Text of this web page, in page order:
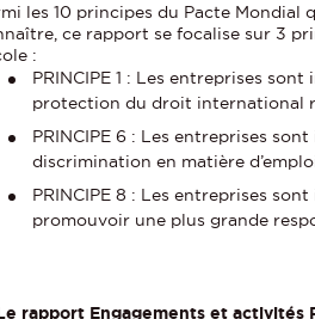
les 10 principes du Pacte Mondial
ce rapport se focalise sur 3
:
PRINCIPE 1 : Les entreprises
protection du droit international
PRINCIPE 6 : Les entreprises
discrimination en matière
PRINCIPE 8 : Les entreprises
promouvoir une plus grande
rapport Engagements et activités